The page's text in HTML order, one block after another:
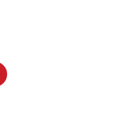
Click
to